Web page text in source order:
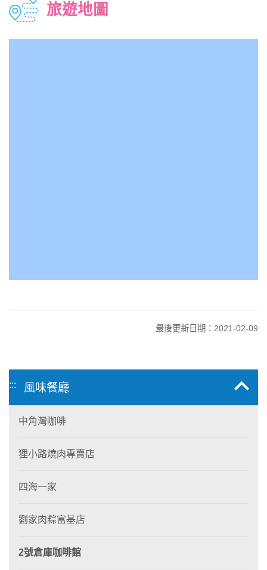
旅遊地圖
最後更新日期：2021-02-09
::: 風味餐廳
中角灣咖啡
狸小路燒肉專賣店
四海一家
劉家肉粽富基店
2號倉庫咖啡館